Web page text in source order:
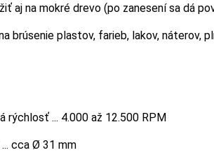
aj na mokré drevo (po zanesení sa dá
brúsenie plastov, farieb, lakov, náterov,
rýchlosť ... 4.000 až 12.500 RPM
cca Ø 31 mm